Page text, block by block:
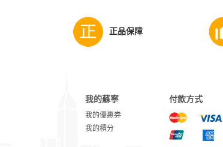
正品保障
我的蘇寧
我的優惠券
我的積分
付款方式